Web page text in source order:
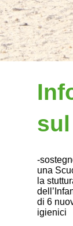
-
una
la
di 6
igienici